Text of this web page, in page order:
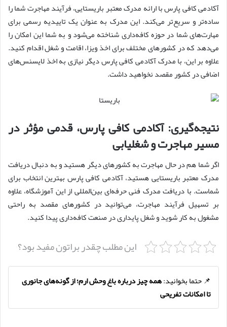
آکادمی کافی پارس با ارائه مدرک معتبر باریستایی، فرآیند مهاجرت شما را
ساده‌تر و سریع‌تر می‌کند. این مدرک به عنوان یک تاییدیه رسمی برای
مهارت‌های شما در حوزه کافه‌داری شناخته می‌شود و به شما این امکان را
می‌دهد که در کشورهای مختلف برای اخذ ویزا، اقامت و شغل اقدام کنید.
علاوه بر این، با مدرک آکادمی کافی پارس دیگر نیازی به اخذ لایسنس‌های
اضافی در کشور مقصد نخواهید داشت.
نتیجه‌گیری: آکادمی کافی پارس، قدمی مؤثر در
مسیر مهاجرت و شغلیابی
اگر شما هم در حال مهاجرت به کشورهای دیگر هستید و به دنبال دریافت
مدرک معتبر باریستایی هستید، آکادمی کافی پارس بهترین انتخاب برای
شماست. با دریافت مدرک فنی حرفه‌ای بین‌المللی از این آموزشگاه، علاوه
بر تسهیل فرآیند مهاجرت، می‌توانید در کشورهای مقصد به راحتی
مشغول به کار شوید و شغل پایداری در صنعت کافه‌داری پیدا کنید.
این مطلب چقدر براتون مفید بود؟
📌 حتما بخوانید:همه چیز درباره باغ وحش ارم؛ از گونه‌های جانوری
تا امکانات تفریحی